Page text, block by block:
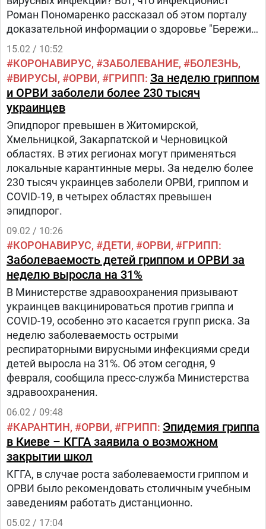
Роман Пономаренко рассказал об этом порталу
доказательной информации о здоровье "Бережи
себе".
15.02 / 10:52
КОРОНАВИРУС ЗАБОЛЕВАНИЕ
БОЛЕЗНЬ
ВИРУСЫ
ОРВИ ГРИПП За неделю гриппом
и ОРВИ заболели более 230 тысяч
украинцев
Эпидпорог превышен в Житомирской,
Хмельницкой, Закарпатской и Черновицкой
областях. В этих регионах могут применяться
локальные карантинные меры. За неделю более
230 тысяч украинцев заболели ОРВИ, гриппом и
COVID-19, в четырех областях превышен
эпидпорог.
09.02 / 10:26
КОРОНАВИРУС ДЕТИ ОРВИ ГРИПП
Заболеваемость детей гриппом и ОРВИ за
неделю выросла на 31%
В Министерстве здравоохранения призывают
украинцев вакцинироваться против гриппа и
COVID-19, особенно это касается групп риска. За
неделю заболеваемость острыми
респираторными вирусными инфекциями среди
детей выросла на 31%. Об этом сегодня, 9
февраля, сообщила пресс-служба Министерства
здравоохранения.
06.02 / 09:48
КАРАНТИН ОРВИ ГРИПП Эпидемия гриппа
в Киеве – КГГА заявила о возможном
закрытии школ
КГГА, в случае роста заболеваемости гриппом и
ОРВИ было рекомендовать столичным учебным
заведениям работать дистанционно.
05.02 / 17:04